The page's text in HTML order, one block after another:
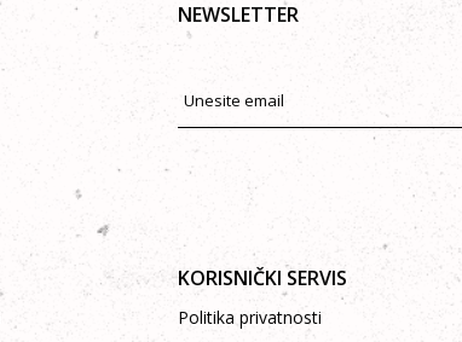
NEWSLETTER
KORISNIČKI SERVIS
Politika privatnosti